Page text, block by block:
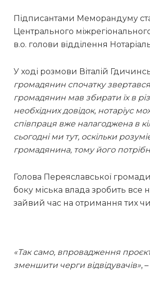
Підписантами Меморандуму
Центрального
в.о. голови відділення
У ході розмови Віталій
громадянин спочатку звертався
громадянин мав збирати їх в
необхідних довідок, нотаріус
співпраця вже налагоджена в
сьогодні ми тут, оскільки
громадянина, тому його
Голова Переяславської
боку міська влада зробить все
зайвий час на отримання тих
«Так само, впровадження
зменшити черги відвідувачів»,